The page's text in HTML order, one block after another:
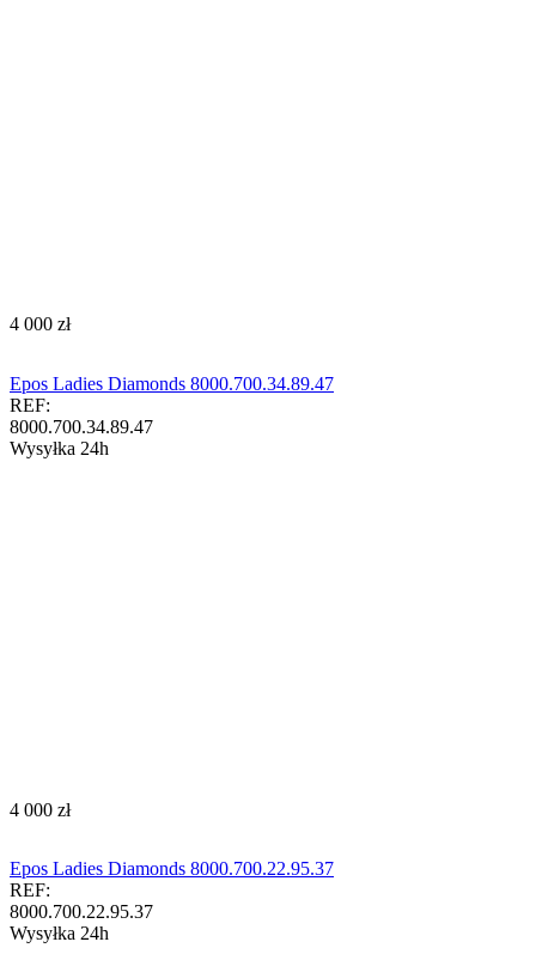
‍4 000‍ zł
Epos Ladies Diamonds 8000.700.34.89.47
REF:
8000.700.34.89.47
Wysyłka 24h
‍4 000‍ zł
Epos Ladies Diamonds 8000.700.22.95.37
REF:
8000.700.22.95.37
Wysyłka 24h